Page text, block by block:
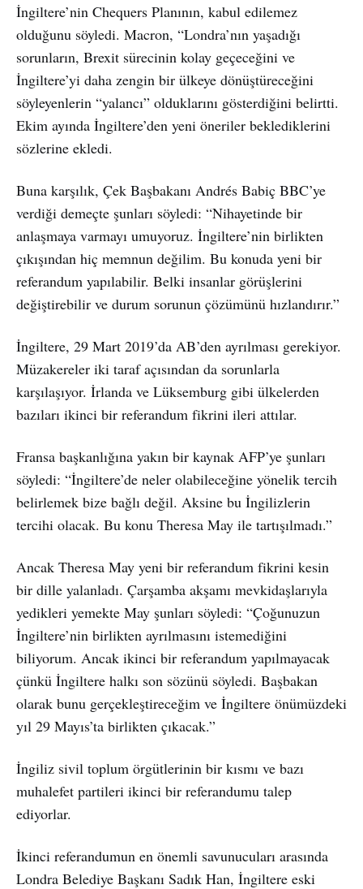
İngiltere’nin Chequers Planının, kabul edilemez
olduğunu söyledi. Macron, “Londra’nın yaşadığı
sorunların, Brexit sürecinin kolay geçeceğini ve
İngiltere’yi daha zengin bir ülkeye dönüştüreceğini
söyleyenlerin “yalancı” olduklarını gösterdiğini belirtti.
Ekim ayında İngiltere’den yeni öneriler beklediklerini
sözlerine ekledi.
Buna karşılık, Çek Başbakanı Andrés Babiç BBC’ye
verdiği demeçte şunları söyledi: “Nihayetinde bir
anlaşmaya varmayı umuyoruz. İngiltere’nin birlikten
çıkışından hiç memnun değilim. Bu konuda yeni bir
referandum yapılabilir. Belki insanlar görüşlerini
değiştirebilir ve durum sorunun çözümünü hızlandırır.”
İngiltere, 29 Mart 2019’da AB’den ayrılması gerekiyor.
Müzakereler iki taraf açısından da sorunlarla
karşılaşıyor. İrlanda ve Lüksemburg gibi ülkelerden
bazıları ikinci bir referandum fikrini ileri attılar.
Fransa başkanlığına yakın bir kaynak AFP’ye şunları
söyledi: “İngiltere’de neler olabileceğine yönelik tercih
belirlemek bize bağlı değil. Aksine bu İngilizlerin
tercihi olacak. Bu konu Theresa May ile tartışılmadı.”
Ancak Theresa May yeni bir referandum fikrini kesin
bir dille yalanladı. Çarşamba akşamı mevkidaşlarıyla
yedikleri yemekte May şunları söyledi: “Çoğunuzun
İngiltere’nin birlikten ayrılmasını istemediğini
biliyorum. Ancak ikinci bir referandum yapılmayacak
çünkü İngiltere halkı son sözünü söyledi. Başbakan
olarak bunu gerçekleştireceğim ve İngiltere önümüzdeki
yıl 29 Mayıs’ta birlikten çıkacak.”
İngiliz sivil toplum örgütlerinin bir kısmı ve bazı
muhalefet partileri ikinci bir referandumu talep
ediyorlar.
İkinci referandumun en önemli savunucuları arasında
Londra Belediye Başkanı Sadık Han, İngiltere eski